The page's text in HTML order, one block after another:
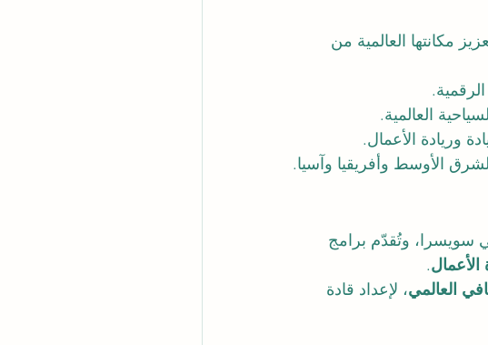
مكانتها العالمية من
العالمية.
وريادة الأعمال.
الأوسط وأفريقيا وآسيا.
سويسرا، وتُقدّم برامج
الأعمال.
العالمي، لإعداد قادة